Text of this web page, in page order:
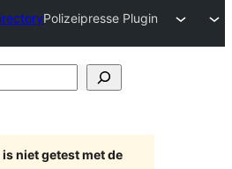
Polizeipresse Plugin
is niet getest met de